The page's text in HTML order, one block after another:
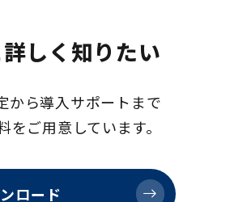
しく知りたい
から導入サポートまで
をご用意しています。
ロード